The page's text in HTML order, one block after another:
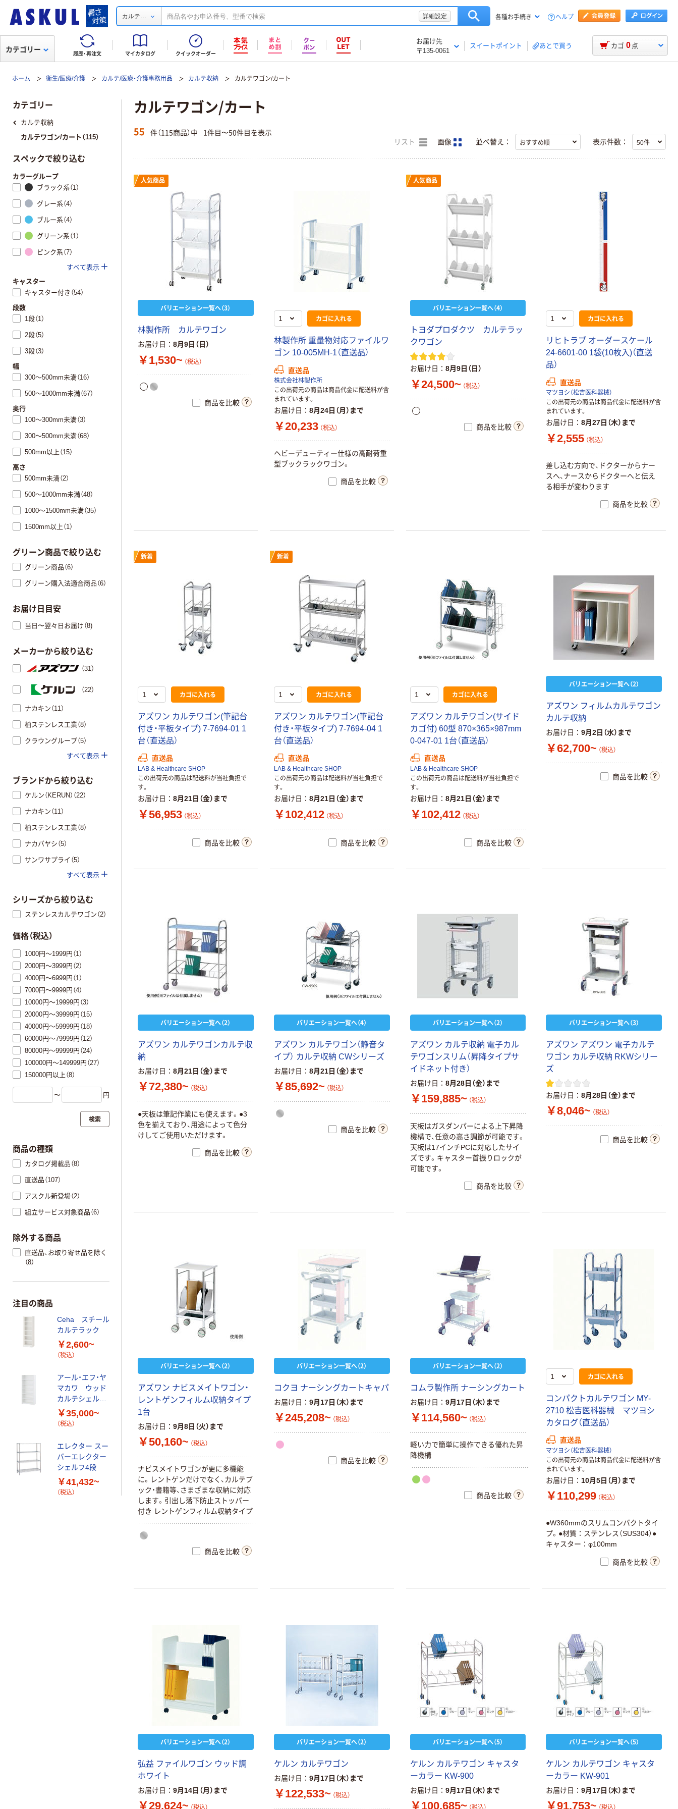
カルテ... 詳細設定 各種お手続き ヘルプ
履歴・再注文 マイカタログ クイックオーダー
お届け先
〒135-0061
スイートポイント あとで買う
カテゴリー カゴ 0 点
ホーム 衛生/医療/介護 カルテ/医療・介護事務用品 カルテ収納 カルテワゴン/カート
カルテワゴン/カート
55 件（115商品）中 1件目〜50件目を表示
リスト 画像 並べ替え： 表示件数：
人気商品
バリエーション一覧へ（3）
林製作所 カルテワゴン
お届け日 8月9日（日）
￥1,530~ （税込）
商品を比較
カゴに入れる
林製作所 重量物対応ファイルワ
ゴン 10-005MH-1（直送品）
直送品
株式会社林製作所
この出荷元の商品は商品代金に配送料が含
まれています。
お届け日 8月24日（月）まで
￥20,233 （税込）
ヘビーデューティー仕様の高耐荷重
型ブックラックワゴン。
商品を比較
人気商品
バリエーション一覧へ（4）
トヨダプロダクツ カルテラッ
クワゴン
お届け日 8月9日（日）
￥24,500~ （税込）
商品を比較
カゴに入れる
リヒトラブ オーダースケール
24-6601-00 1袋(10枚入)（直送
品）
直送品
マツヨシ（松吉医科器械）
この出荷元の商品は商品代金に配送料が含
まれています。
お届け日 8月27日（木）まで
￥2,555 （税込）
差し込む方向で、ドクターからナー
スへ、ナースからドクターへと伝え
る相手が変わります
商品を比較
新着
カゴに入れる
アズワン カルテワゴン(筆記台
付き・平板タイプ) 7-7694-01 1
台（直送品）
直送品
LAB & Healthcare SHOP
この出荷元の商品は配送料が当社負担で
す。
お届け日 8月21日（金）まで
￥56,953 （税込）
商品を比較
新着
カゴに入れる
アズワン カルテワゴン(筆記台
付き・平板タイプ) 7-7694-04 1
台（直送品）
直送品
LAB & Healthcare SHOP
この出荷元の商品は配送料が当社負担で
す。
お届け日 8月21日（金）まで
￥102,412 （税込）
商品を比較
カゴに入れる
アズワン カルテワゴン(サイド
カゴ付) 60型 870×365×987mm
0-047-01 1台（直送品）
直送品
LAB & Healthcare SHOP
この出荷元の商品は配送料が当社負担で
す。
お届け日 8月21日（金）まで
￥102,412 （税込）
商品を比較
バリエーション一覧へ（2）
アズワン フィルムカルテワゴン
カルテ収納
お届け日 9月2日（水）まで
￥62,700~ （税込）
商品を比較
バリエーション一覧へ（2）
アズワン カルテワゴンカルテ収
納
お届け日 8月21日（金）まで
￥72,380~ （税込）
●天板は筆記作業にも使えます。●3
色を揃えており、用途によって色分
けしてご使用いただけます。
商品を比較
バリエーション一覧へ（4）
アズワン カルテワゴン（静音タ
イプ） カルテ収納 CWシリーズ
お届け日 8月21日（金）まで
￥85,692~ （税込）
商品を比較
バリエーション一覧へ（2）
アズワン カルテ収納 電子カル
テワゴンスリム（昇降タイプサ
イドネット付き）
お届け日 8月28日（金）まで
￥159,885~ （税込）
天板はガスダンパーによる上下昇降
機構で、任意の高さ調節が可能です。
天板は17インチPCに対応したサイ
ズです。キャスター首振りロックが
可能です。
商品を比較
バリエーション一覧へ（3）
アズワン アズワン 電子カルテ
ワゴン カルテ収納 RKWシリー
ズ
お届け日 8月28日（金）まで
￥8,046~ （税込）
商品を比較
バリエーション一覧へ（2）
アズワン ナビスメイトワゴン・
レントゲンフィルム収納タイプ
1台
お届け日 9月8日（火）まで
￥50,160~ （税込）
ナビスメイトワゴンが更に多機能
に。レントゲンだけでなく、カルテブ
ック・書籍等、さまざまな収納に対応
します。引出し落下防止ストッパー
付き レントゲンフィルム収納タイプ
商品を比較
バリエーション一覧へ（2）
コクヨ ナーシングカートキャパ
お届け日 9月17日（木）まで
￥245,208~ （税込）
商品を比較
バリエーション一覧へ（2）
コムラ製作所 ナーシングカート
お届け日 9月17日（木）まで
￥114,560~ （税込）
軽い力で簡単に操作できる優れた昇
降機構
商品を比較
カゴに入れる
コンパクトカルテワゴン MY-
2710 松吉医科器械 マツヨシ
カタログ（直送品）
直送品
マツヨシ（松吉医科器械）
この出荷元の商品は商品代金に配送料が含
まれています。
お届け日 10月5日（月）まで
￥110,299 （税込）
●W360mmのスリムコンパクトタイ
プ。●材質：ステンレス（SUS304）●
キャスター：φ100mm
商品を比較
バリエーション一覧へ（2）
弘益 ファイルワゴン ウッド調
ホワイト
お届け日 9月14日（月）まで
￥29,624~
バリエーション一覧へ（2）
ケルン カルテワゴン
お届け日 9月17日（木）まで
￥122,533~ （税込）
バリエーション一覧へ（5）
ケルン カルテワゴン キャスタ
ーカラー KW-900
お届け日 9月17日（木）まで
￥100,685~
バリエーション一覧へ（5）
ケルン カルテワゴン キャスタ
ーカラー KW-901
お届け日 9月17日（木）まで
￥91,753~
カテゴリー
カルテ収納
カルテワゴン/カート（115）
スペックで絞り込む
カラーグループ
ブラック系（1）
グレー系（4）
ブルー系（4）
グリーン系（1）
ピンク系（7）
すべて表示
キャスター
キャスター付き（54）
段数
1段（1）
2段（5）
3段（3）
幅
300～500mm未満（16）
500～1000mm未満（67）
奥行
100～300mm未満（3）
300～500mm未満（68）
500mm以上（15）
高さ
500mm未満（2）
500～1000mm未満（48）
1000～1500mm未満（35）
1500mm以上（1）
グリーン商品で絞り込む
グリーン商品（6）
グリーン購入法適合商品（6）
お届け日目安
当日〜翌々日お届け（8)
メーカーから絞り込む
（31）
（22）
ナカキン（11）
柏ステンレス工業（8）
クラウングループ（5）
すべて表示
ブランドから絞り込む
ケルン（KERUN）（22）
ナカキン（11）
柏ステンレス工業（8）
ナカバヤシ（5）
サンワサプライ（5）
すべて表示
シリーズから絞り込む
ステンレスカルテワゴン（2）
価格（税込）
1000円～1999円（1）
2000円～3999円（2）
4000円～6999円（1）
7000円～9999円（4）
10000円～19999円（3）
20000円～39999円（15）
40000円～59999円（18）
60000円～79999円（12）
80000円～99999円（24）
100000円～149999円（27）
150000円以上（8）
〜 円
検索
商品の種類
カタログ掲載品（8）
直送品（107）
アスクル新登場（2）
組立サービス対象商品（6）
除外する商品
直送品、お取り寄せ品を除く
（8）
注目の商品
Ceha スチール
カルテラック
￥2,600~
（税込）
アール・エフ・ヤ
マカワ ウッド
カルテシェルフ
2
￥35,000~
（税込）
エレクター スー
パーエレクター
シェルフ4段
￥41,432~
（税込）